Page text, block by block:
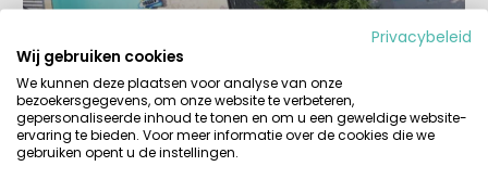
4. Baby- en Peuterweken op Camping
Moulin des Jarasses, Creuse
Wat een fijne relaxte camping, mooie safaritenten
(Vodatent), fijne familiedouches, het bos, het beekje en
Privacybeleid
Wij gebruiken cookies
We kunnen deze plaatsen voor analyse van onze
bezoekersgegevens, om onze website te verbeteren,
gepersonaliseerde inhoud te tonen en om u een geweldige website-
ervaring te bieden. Voor meer informatie over de cookies die we
gebruiken opent u de instellingen.